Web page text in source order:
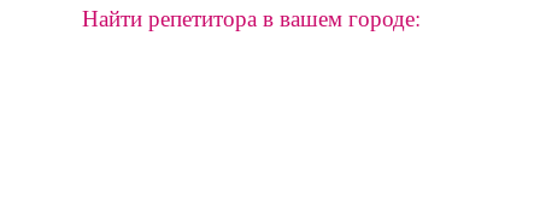
Найти репетитора в вашем городе: